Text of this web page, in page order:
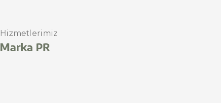
Hizmetlerimiz
Marka PR